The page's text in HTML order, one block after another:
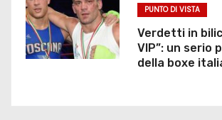
PUNTO DI VISTA
Verdetti in
VIP”: un serio
della boxe